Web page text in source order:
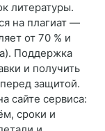
литературы.
на плагиат —
от 70 % и
Поддержка
и получить
защитой.
сайте сервиса:
сроки и